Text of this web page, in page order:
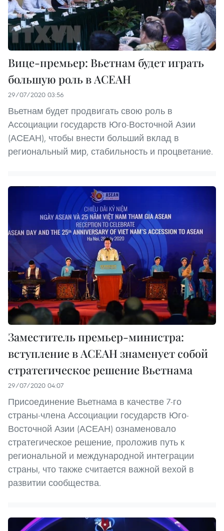
Вице-премьер: Вьетнам будет играть
большую роль в АСЕАН
29/07/2020 03:56
Вьетнам будет продвигать свою роль в
Ассоциации государств Юго-Восточной Азии
(АСЕАН), чтобы внести больший вклад в
региональный мир, стабильность и процветание.
Заместитель премьер-министра:
вступление в АСЕАН знаменует собой
стратегическое решение Вьетнама
29/07/2020 04:07
Присоединение Вьетнама в качестве 7-го
страны-члена Ассоциации государств Юго-
Восточной Азии (АСЕАН) ознаменовало
стратегическое решение, проложив путь к
региональной и международной интеграции
страны, что также считается важной вехой в
развитии сообщества.